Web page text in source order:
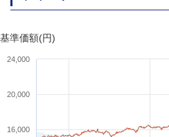
基準価額(円)
16,000
20,000
24,000